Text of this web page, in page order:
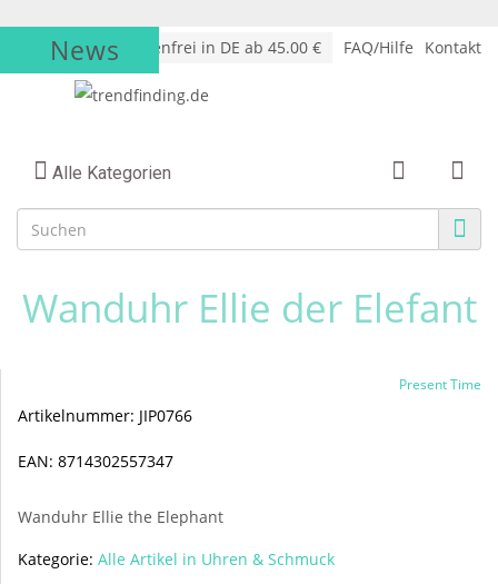
√Versandkostenfrei in DE ab 45.00 € FAQ/Hilfe Kontakt
News
Alle Kategorien
Wanduhr Ellie der Elefant
Present Time
Artikelnummer: JIP0766
EAN: 8714302557347
Wanduhr Ellie the Elephant
Kategorie: Alle Artikel in Uhren & Schmuck